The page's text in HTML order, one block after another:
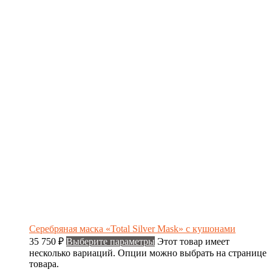
Cеребряная маска «Total Silver Mask» с кушонами
35 750 ₽ Выберите параметры Этот товар имеет
несколько вариаций. Опции можно выбрать на странице
товара.